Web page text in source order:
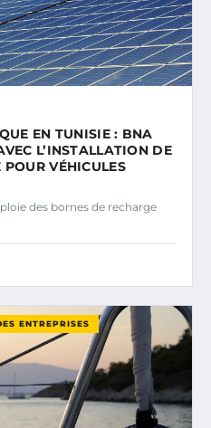
EN TUNISIE : BNA
L’INSTALLATION DE
POUR VÉHICULES
des bornes de recharge
ENTREPRISES